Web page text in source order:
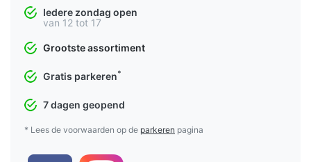
Iedere zondag open
van 12 tot 17
Grootste assortiment
Gratis parkeren*
7 dagen geopend
* Lees de voorwaarden op de parkeren pagina